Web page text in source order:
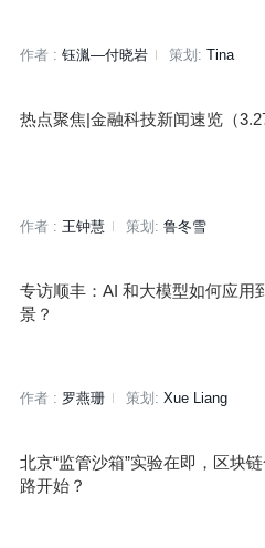
作者 : 钰湚—付晓岩 策划: Tina
热点聚焦|金融科技新闻速览（
作者 : 王钟慧 策划: 鲁冬雪
专访顺丰：AI 和大模型如何应用
景？
作者 : 罗燕珊 策划: Xue Liang
北京“监管沙箱”实验在即，区块
路开始？